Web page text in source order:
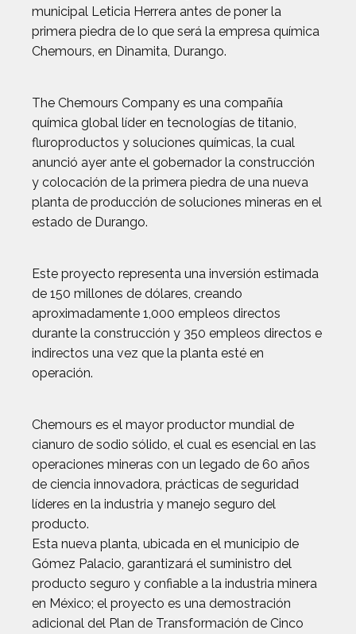
municipal Leticia Herrera antes de poner la
primera piedra de lo que será la empresa química
Chemours, en Dinamita, Durango.
The Chemours Company es una compañía
química global líder en tecnologías de titanio,
fluroproductos y soluciones químicas, la cual
anunció ayer ante el gobernador la construcción
y colocación de la primera piedra de una nueva
planta de producción de soluciones mineras en el
estado de Durango.
Este proyecto representa una inversión estimada
de 150 millones de dólares, creando
aproximadamente 1,000 empleos directos
durante la construcción y 350 empleos directos e
indirectos una vez que la planta esté en
operación.
Chemours es el mayor productor mundial de
cianuro de sodio sólido, el cual es esencial en las
operaciones mineras con un legado de 60 años
de ciencia innovadora, prácticas de seguridad
líderes en la industria y manejo seguro del
producto.
Esta nueva planta, ubicada en el municipio de
Gómez Palacio, garantizará el suministro del
producto seguro y confiable a la industria minera
en México; el proyecto es una demostración
adicional del Plan de Transformación de Cinco